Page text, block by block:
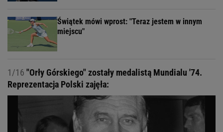
Świątek mówi wprost: "Teraz jestem w innym
miejscu"
1/16 "Orły Górskiego" zostały medalistą Mundialu '74.
Reprezentacja Polski zajęła: